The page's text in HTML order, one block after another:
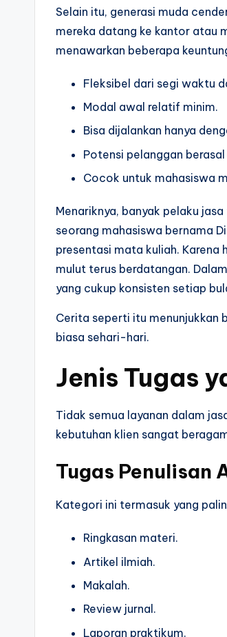
Selain itu, generasi muda
mereka datang ke kantor atau
menawarkan beberapa
Fleksibel dari segi waktu
Modal awal relatif minim.
Bisa dijalankan hanya
Potensi pelanggan
Cocok untuk mahasiswa
Menariknya, banyak pelaku
seorang mahasiswa bernama
presentasi mata kuliah. Karena
mulut terus berdatangan.
yang cukup konsisten setiap
Cerita seperti itu menunjukkan
biasa sehari-hari.
Jenis Tugas
Tidak semua layanan dalam
kebutuhan klien sangat
Tugas Penulisan
Kategori ini termasuk yang
Ringkasan materi.
Artikel ilmiah.
Makalah.
Review jurnal.
Laporan praktikum.